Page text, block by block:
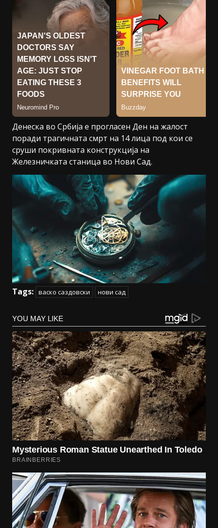
Денеска во Србија е прогласен Ден на жалост
поради трагичната смрт на 14 лица под кои се
сруши покривната конструкција на
Железничката станица во Нови Сад.
Tags: васко саздовски нови сад